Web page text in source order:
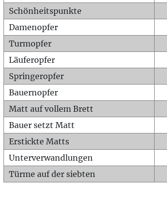
Schönheitspunkte
Damenopfer
Turmopfer
Läuferopfer
Springeropfer
Bauernopfer
Matt auf vollem Brett
Bauer setzt Matt
Erstickte Matts
Unterverwandlungen
Türme auf der siebten